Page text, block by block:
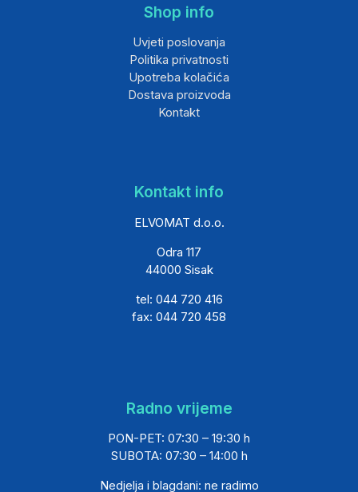
Shop info
Uvjeti poslovanja
Politika privatnosti
Upotreba kolačića
Dostava proizvoda
Kontakt
Kontakt info
ELVOMAT d.o.o.
Odra 117
44000 Sisak
tel: 044 720 416
fax: 044 720 458
Radno vrijeme
PON-PET: 07:30 – 19:30 h
SUBOTA: 07:30 – 14:00 h
Nedjelja i blagdani: ne radimo